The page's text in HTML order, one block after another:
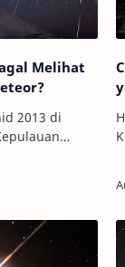
Melihat
2013 di
yang terjadi